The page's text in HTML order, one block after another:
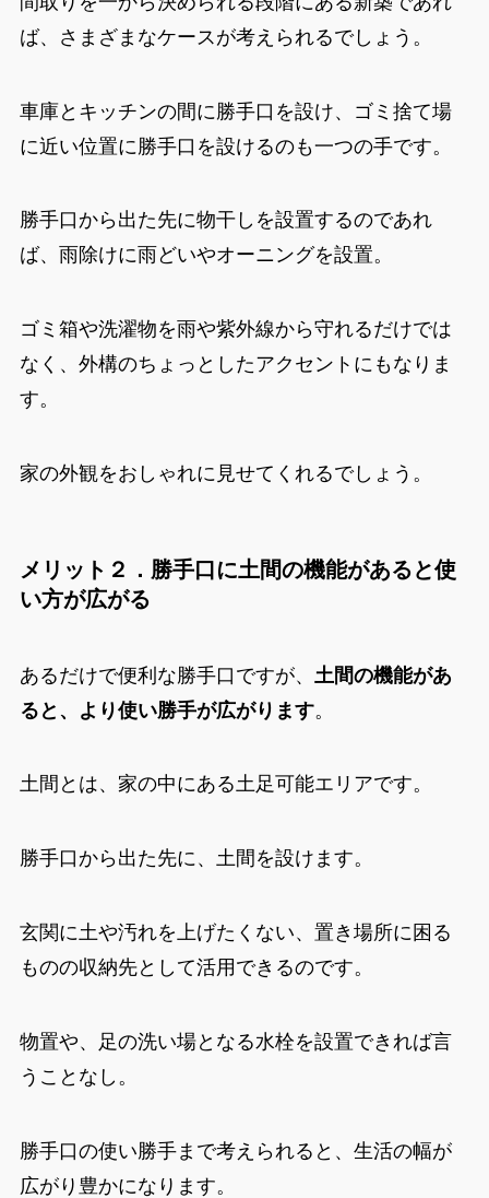
ば、さまざまなケースが考えられるでしょう。
車庫とキッチンの間に勝手口を設け、ゴミ捨て場
に近い位置に勝手口を設けるのも一つの手です。
勝手口から出た先に物干しを設置するのであれ
ば、雨除けに雨どいやオーニングを設置。
ゴミ箱や洗濯物を雨や紫外線から守れるだけでは
なく、外構のちょっとしたアクセントにもなりま
す。
家の外観をおしゃれに見せてくれるでしょう。
メリット２．勝手口に土間の機能があると使
い方が広がる
あるだけで便利な勝手口ですが、 土間の機能があ
ると、より使い勝手が広がります。
土間とは、家の中にある土足可能エリアです。
勝手口から出た先に、土間を設けます。
玄関に土や汚れを上げたくない、置き場所に困る
ものの収納先として活用できるのです。
物置や、足の洗い場となる水栓を設置できれば言
うことなし。
勝手口の使い勝手まで考えられると、生活の幅が
広がり豊かになります。